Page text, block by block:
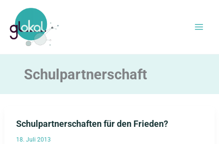
Inhalt
springen
Schulpartnerschaft
Schulpartnerschaften für den Frieden?
18. Juli 2013